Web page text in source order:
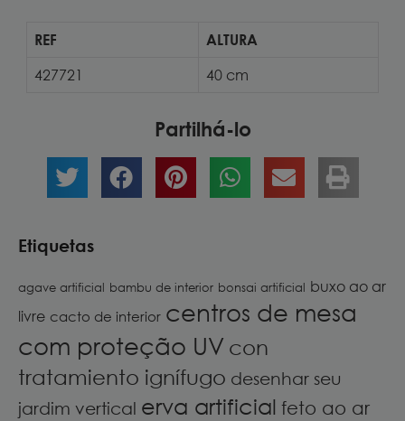
REF
ALTURA
427721
40 cm
Partilhá-lo
Etiquetas
agave artificial bambu de interior bonsai artificial buxo ao ar
livre cacto de interior centros de mesa
com proteção UV con
tratamiento ignífugo desenhar seu
jardim vertical erva artificial feto ao ar